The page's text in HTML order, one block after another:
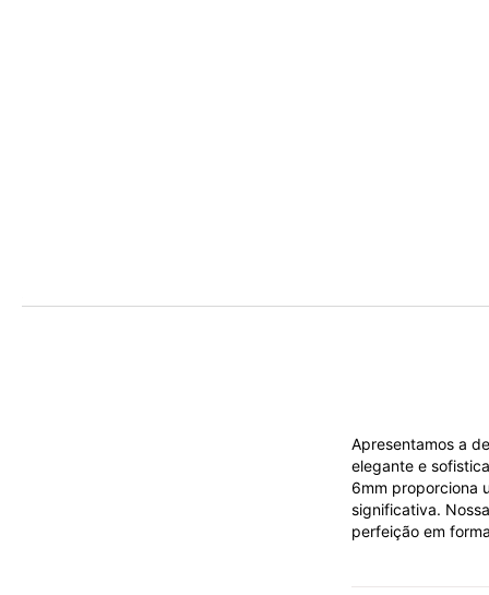
Apresentamos a
elegante e
6mm proporciona
significativa.
perfeição em